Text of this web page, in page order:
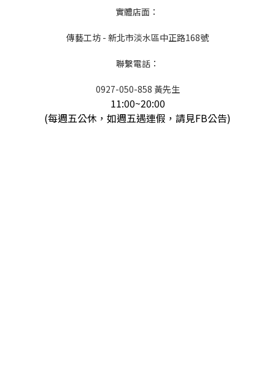
實體店面：
傳藝工坊 - 新北市淡水區中正路168號
聯繫電話：
0927-050-858 黃先生
11:00~20:00
(每週五公休，如週五遇連假，請見FB公告)